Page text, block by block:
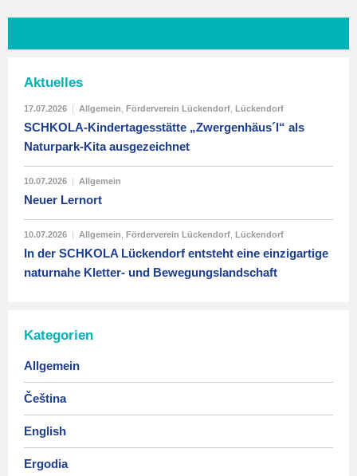
Aktuelles
17.07.2026 | Allgemein Förderverein Lückendorf Lückendorf
SCHKOLA-Kindertagesstätte „Zwergenhäus´l“ als
Naturpark-Kita ausgezeichnet
10.07.2026 | Allgemein
Neuer Lernort
10.07.2026 | Allgemein Förderverein Lückendorf Lückendorf
In der SCHKOLA Lückendorf entsteht eine einzigartige
naturnahe Kletter- und Bewegungslandschaft
Kategorien
Allgemein
Čeština
English
Ergodia